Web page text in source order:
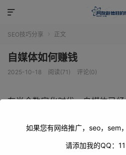

SEO技巧分享 正文
自媒体如何赚钱
2025-10-18 阅读(71) 评论(0)
在当今数字化时代，自媒体已
域，越来越多的人投身其中，渴
想。自媒体赚钱并非遥不可及的
方法，只要掌握了其中的诀窍，
如果您有网络推广，seo，sem
请添加我的QQ：